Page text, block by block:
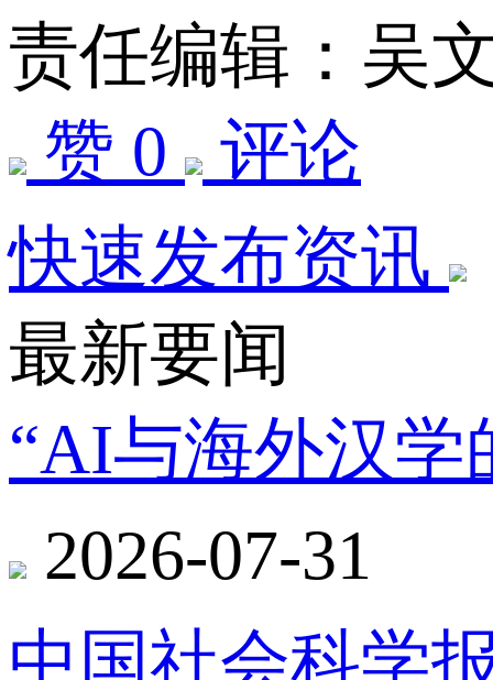
责任编辑：吴
赞 0
评论
快速发布资讯
最新要闻
“AI与海外汉学
2026-07-31
中国社会科学